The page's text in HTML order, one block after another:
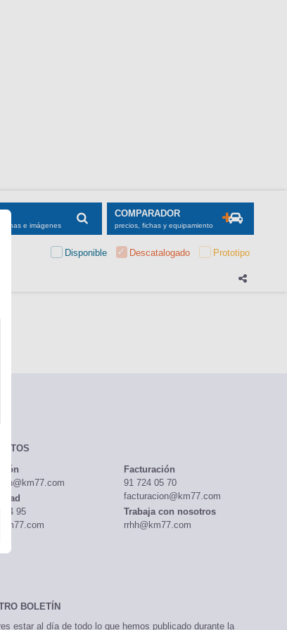
fichas e imágenes
COMPARADOR
precios, fichas y equipamiento
Disponible Descatalogado Prototipo
04 95
Facturación
91 724 05 70
facturacion@km77.com
Trabaja con nosotros
rrhh@km77.com
BOLETÍN
estar al día de todo lo que hemos publicado durante la